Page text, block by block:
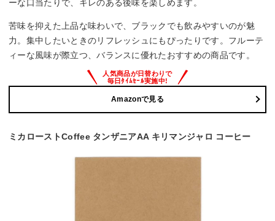
ーな口当たりで、キレのある後味を楽しめます。
苦味を抑えた上品な味わいで、ブラックでも飲みやすいのが魅
力。集中したいときのリフレッシュにもぴったりです。フルーテ
ィーな風味が際立つ、バランスに優れたおすすめの商品です。
Amazonで見る
ミカローストCoffee タンザニアAA キリマンジャロ コーヒー